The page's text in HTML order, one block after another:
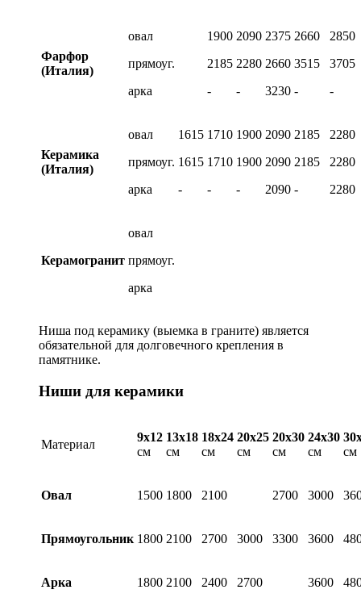
Фарфор
(Италия)
овал
прямоуг.
арка
1900
2185
-
2090
2280
-
2375
2660
3230
2660
3515
-
2850
3705
-
Керамика
(Италия)
овал
прямоуг.
арка
1615
1615
-
1710
1710
-
1900
1900
-
2090
2090
2090
2185
2185
-
2280
2280
2280
Керамогранит
овал
прямоуг.
арка
Ниша под керамику (выемка в граните) является
обязательной для долговечного крепления в
памятнике.
Ниши для керамики
Материал
9х12
см
13х18
см
18х24
см
20х25
см
20х30
см
24х30
см
см
Овал 1500 1800 2100 2700 3000
Прямоугольник 1800 2100 2700 3000 3300 3600
Арка 1800 2100 2400 2700 3600